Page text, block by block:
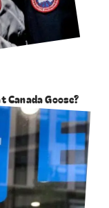
Canada Goose?